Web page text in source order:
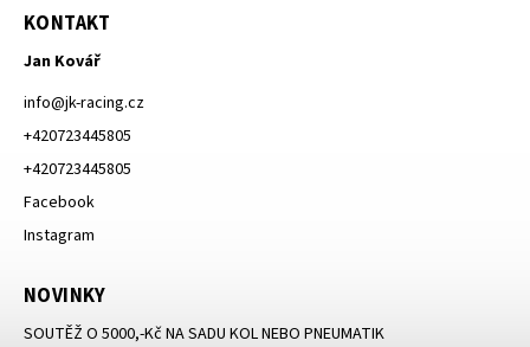
KONTAKT
Jan Kovář
info@jk-racing.cz
+420723445805
+420723445805
Facebook
Instagram
NOVINKY
SOUTĚŽ O 5000,-Kč NA SADU KOL NEBO PNEUMATIK